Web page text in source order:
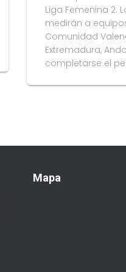
Liga Femenina 2.
medirán a
Comunidad
Extremadura,
completarse el
Mapa